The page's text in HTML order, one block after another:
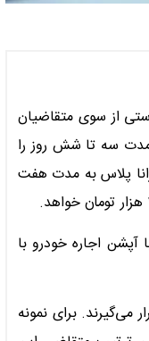
از سوی متقاضیان
مدت سه تا شش روز را
مانند رانا پلاس به مدت هفت
می‌خورد ک این مبلغ با آپشن اجاره خودرو با
می‌گیرند. برای نمونه